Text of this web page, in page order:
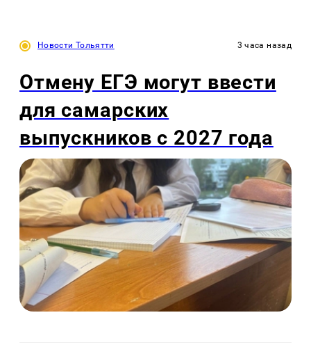
Новости Тольятти 3 часа назад
Отмену ЕГЭ могут ввести
для самарских
выпускников с 2027 года